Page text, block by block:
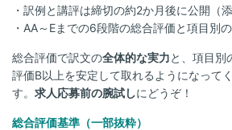
・訳例と講評は締切の約2か月後に公開（
・AA～Eまでの6段階の総合評価と項目別
総合評価で訳文の全体的な実力と、項目別
評価B以上を安定して取れるようになってく
す。 求人応募前の腕試しにどうぞ！
総合評価基準（一部抜粋）